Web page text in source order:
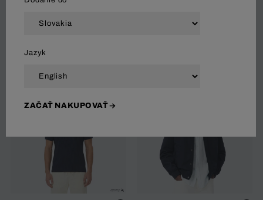
Jazyk
ZAČAŤ NAKUPOVAŤ